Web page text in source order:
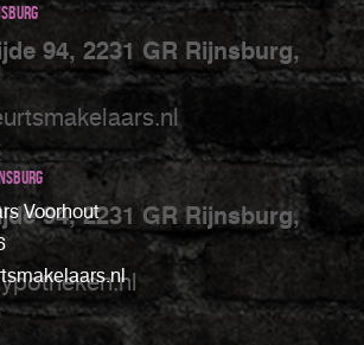
94, 2231 GR Rijnsburg,
94, 2231 GR Rijnsburg,
Voorhout